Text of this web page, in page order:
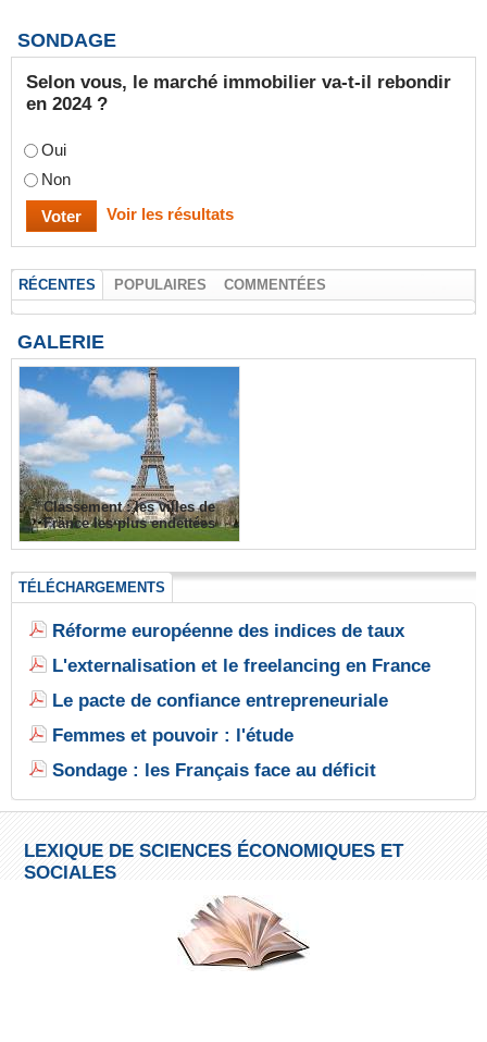
SONDAGE
Selon vous, le marché immobilier va-t-il rebondir
en 2024 ?
Oui
Non
Voir les résultats
RÉCENTES POPULAIRES COMMENTÉES
GALERIE
Classement : les villes de
France les plus endettées
TÉLÉCHARGEMENTS
Réforme européenne des indices de taux
L'externalisation et le freelancing en France
Le pacte de confiance entrepreneuriale
Femmes et pouvoir : l'étude
Sondage : les Français face au déficit
LEXIQUE DE SCIENCES ÉCONOMIQUES ET
SOCIALES